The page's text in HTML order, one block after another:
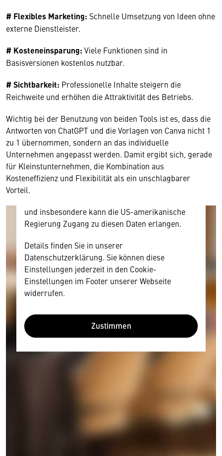
# Flexibles Marketing: Schnelle Umsetzung von Ideen ohne
externe Dienstleister.
# Kosteneinsparung: Viele Funktionen sind in
Basisversionen kostenlos nutzbar.
# Sichtbarkeit: Professionelle Inhalte steigern die
Reichweite und erhöhen die Attraktivität des Betriebs.
Wichtig bei der Benutzung von beiden Tools ist es, dass die
Antworten von ChatGPT und die Vorlagen von Canva nicht 1
zu 1 übernommen, sondern an das individuelle
Unternehmen angepasst werden. Damit ergibt sich, gerade
für Kleinstunternehmen, die Kombination aus
Kosteneffizienz und Flexibilität als ein unschlagbarer
Vorteil.
Wir benötigen Ihre Zustimmung
Hier würden wir Ihnen gerne einen externen
Inhalt anzeigen. Dafür benötigen wir allerdings
Ihre Zustimmung, da Ihr Browser
personenbezogene technische Daten zu Geräten
und Nutzerverhalten mitunter mit US-
amerikanischen Anbietern austauscht.
Diese Daten unterliegen keinem dem EU-
und insbesondere kann die US-amerikanische
Regierung Zugang zu diesen Daten erlangen.
Details finden Sie in unserer
Datenschutzerklärung. Sie können diese
Einstellungen jederzeit in den Cookie-
Einstellungen im Footer unserer Webseite
widerrufen.
Zustimmen